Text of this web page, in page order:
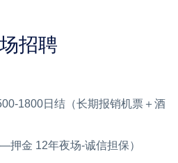
招聘
1800日结（长期报销机票＋酒
金 12年夜场-诚信担保）